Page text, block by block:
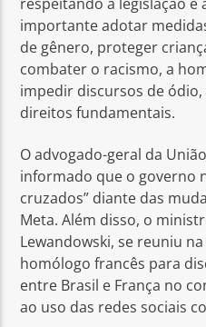
importante adotar
de gênero, proteger
combater o racismo, a
impedir discursos de
direitos fundamentais.
O advogado-geral da
informado que o governo
cruzados” diante das
Meta. Além disso, o
Lewandowski, se reuniu
homólogo francês para
entre Brasil e França no
ao uso das redes sociais